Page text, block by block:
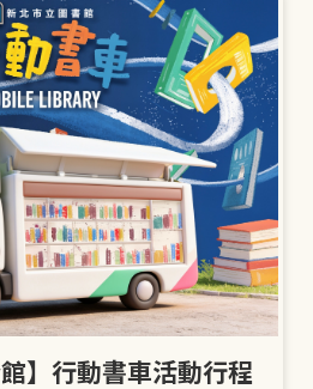
館】行動書車活動行程